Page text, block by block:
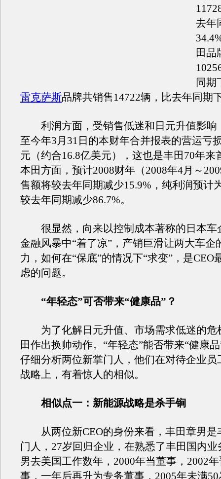
去年
田品
同期
雷克萨斯品牌共销售14722辆，比去年同期
利润方面，受销售低迷和日元升值影响
至今年3月31日的本财年合并报表的营运亏
元（约合16.8亿美元），这也是丰田70年来
本田方面，预计2008财年（2008年4月～
售额将较去年同期减少15.9%，纯利润预计
较去年同期减少86.7%。
很显然，向来以控制成本著称的日本车
金融风暴中“着了凉”，产销巨滑让两大车企
力，如何在“保底”的情况下“求变”，是CEO
虑的问题。
“年轻态”可否带来“健康品”？
为了化解日元升值、市场需求低迷的危
田作出换帅动作。“年轻态”能否带来“健康
仔细分析两位新掌门人，他们在对待企业员
战略上，有着惊人的相似。
相似点一：新能源战略是杀手锏
从两位新CEO的身份来看，丰田章男是
门人，27岁回归企业，在熟悉了丰田国内
男去美国工作数年，2000年当董事，2002
事，一年后再升为专务董事，2005年未满